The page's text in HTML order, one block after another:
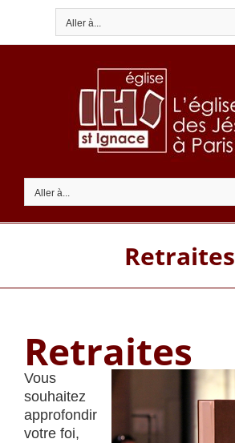
contenu
Aller à...
Aller à...
Retraites
Retraites
Vous
souhaitez
approfondir
votre foi,